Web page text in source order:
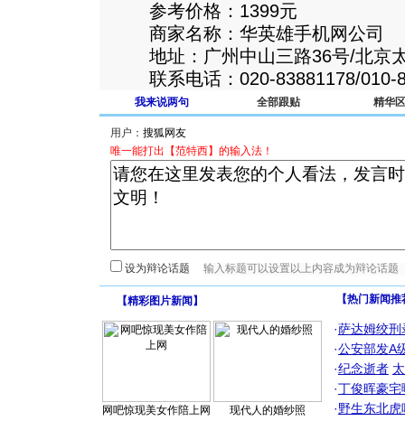
参考价格：1399元
商家名称：华英雄手机网公司
地址：广州中山三路36号/北京
联系电话：020-83881178/010-
我来说两句 全部跟贴 精华区
用户：
唯一能打出【范特西】的输入法！
设为辩论话题
【精彩图片新闻 】
网吧惊现美女作陪上网 现代人的婚纱照
【热门新闻
·萨达姆绞刑
·公安部发A
·纪念逝者
·丁俊晖豪
·野生东北